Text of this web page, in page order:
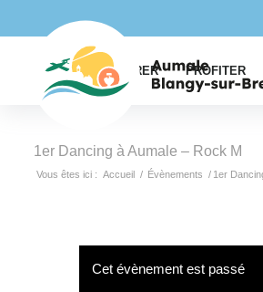
EXPLORER PROFITER
1er Dancing à Aumale – Rock M
Vous êtes ici : Accueil / Évènements / 1er
Cet évènement est passé